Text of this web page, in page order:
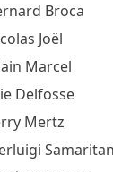
Broca
Joël
Marcel
Delfosse
Mertz